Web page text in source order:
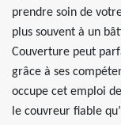
prendre soin de
plus souvent à un
Couverture peut
grâce à ses
occupe cet emploi
le couvreur fiable